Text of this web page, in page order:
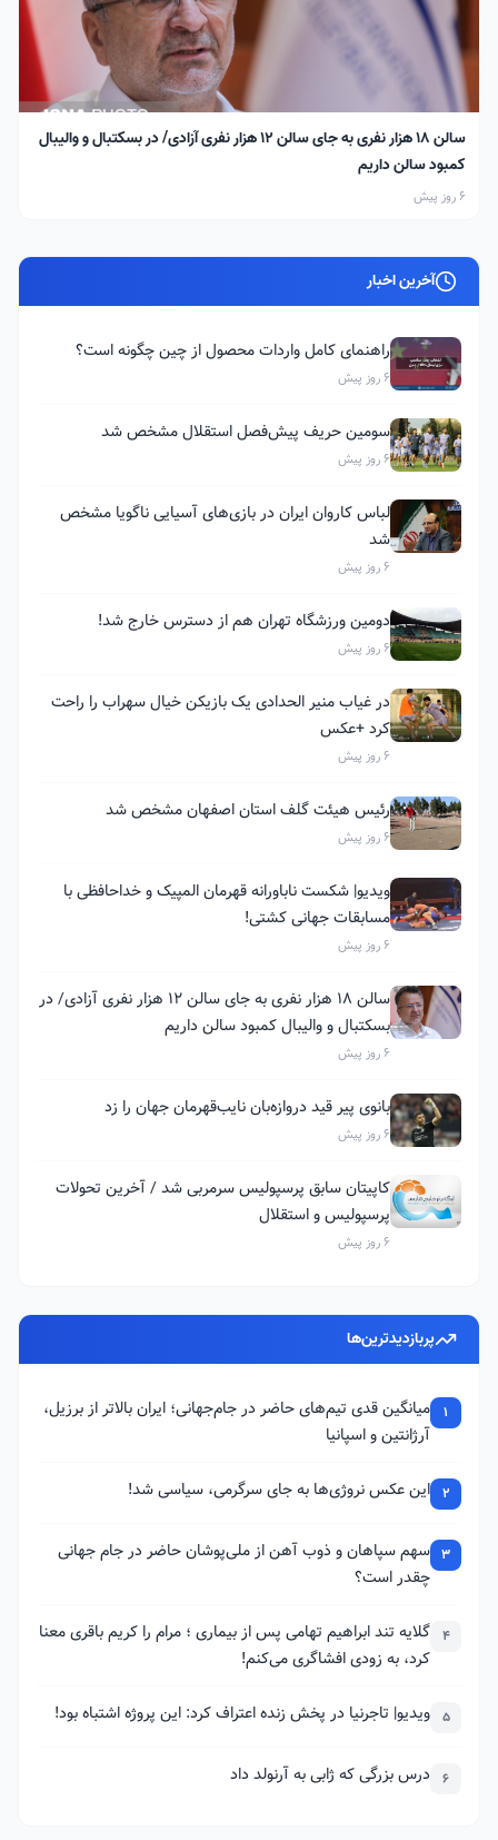
سالن ۱۸ هزار نفری به جای سالن ۱۲ هزار نفری آزادی/ در بسکتبال و والیبال
کمبود سالن داریم
6 روز پیش
آخرین اخبار
راهنمای کامل واردات محصول از چین چگونه است؟
6 روز پیش
سومین حریف پیش‌فصل استقلال مشخص شد
6 روز پیش
لباس کاروان ایران در بازی‌های آسیایی ناگویا مشخص
شد
6 روز پیش
دومین ورزشگاه تهران هم از دسترس خارج شد!
6 روز پیش
در غیاب منیر الحدادی یک بازیکن خیال سهراب را راحت
کرد +عکس
6 روز پیش
رئیس هیئت گلف استان اصفهان مشخص شد
6 روز پیش
ویدیو| شکست ناباورانه قهرمان المپیک و خداحافظی با
مسابقات جهانی کشتی!
6 روز پیش
سالن ۱۸ هزار نفری به جای سالن ۱۲ هزار نفری آزادی/ در
بسکتبال و والیبال کمبود سالن داریم
6 روز پیش
بانوی پیر قید دروازه‌بان نایب‌قهرمان جهان را زد
6 روز پیش
کاپیتان سابق پرسپولیس سرمربی شد / آخرین تحولات
پرسپولیس و استقلال
6 روز پیش
پربازدیدترین‌ها
1
میانگین قدی تیم‌های حاضر در جام‌جهانی؛ ایران بالاتر از برزیل،
آرژانتین و اسپانیا
2 این عکس نروژی‌ها به جای سرگرمی، سیاسی شد!
3 سهم سپاهان و ذوب آهن از ملی‌پوشان حاضر در جام جهانی
چقدر است؟
4 گلایه تند ابراهیم تهامی پس از بیماری ؛ مرام را کریم باقری معنا
کرد، به زودی افشاگری می‌کنم!
5 ویدیو| تاجرنیا در پخش زنده اعتراف کرد: این پروژه اشتباه بود!
6 درس بزرگی که ژابی به آرنولد داد